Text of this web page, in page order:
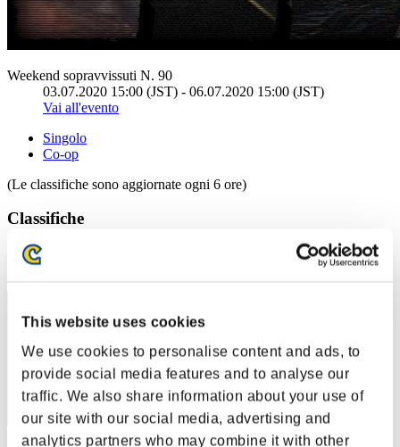
This website uses cookies
We use cookies to personalise content and ads, to
provide social media features and to analyse our
traffic. We also share information about your use of
our site with our social media, advertising and
analytics partners who may combine it with other
Weekend sopravvissuti N. 90
03.07.2020 15:00 (JST) - 06.07.2020 15:00 (JST)
Vai all'evento
Singolo
Co-op
(Le classifiche sono aggiornate ogni 6 ore)
Classifiche
Posizione